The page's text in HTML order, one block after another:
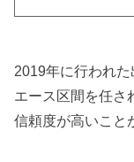
2019年に行われ
エース区間を任さ
信頼度が高いこと